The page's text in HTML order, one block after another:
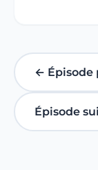
← Épisode
Épisode